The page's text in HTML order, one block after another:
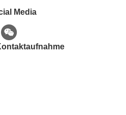
Media